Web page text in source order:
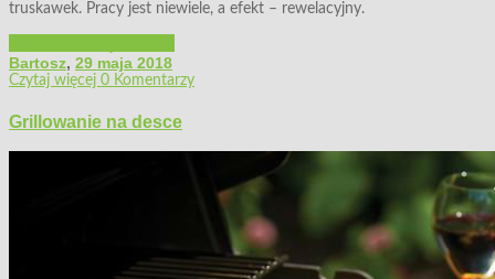
truskawek. Pracy jest niewiele, a efekt – rewelacyjny.
Bartosz, 29 maja 2018
Czytaj więcej 0 Komentarzy
Grillowanie na desce